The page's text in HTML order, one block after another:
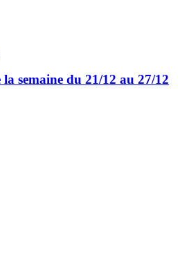
la semaine du 21/12 au 27/12